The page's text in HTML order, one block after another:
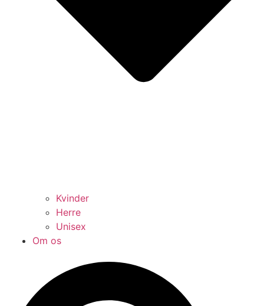
Kvinder
Herre
Unisex
Om os